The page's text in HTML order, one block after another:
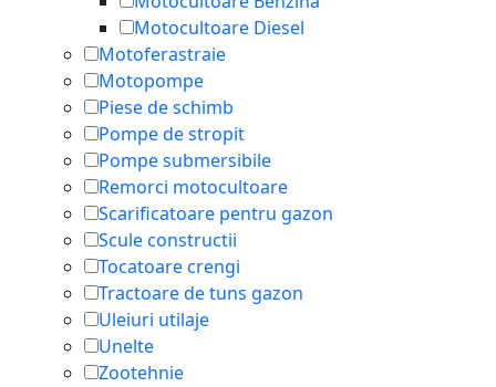
Motocultoare Diesel
Motoferastraie
Motopompe
Piese de schimb
Pompe de stropit
Pompe submersibile
Remorci motocultoare
Scarificatoare pentru gazon
Scule constructii
Tocatoare crengi
Tractoare de tuns gazon
Uleiuri utilaje
Unelte
Zootehnie